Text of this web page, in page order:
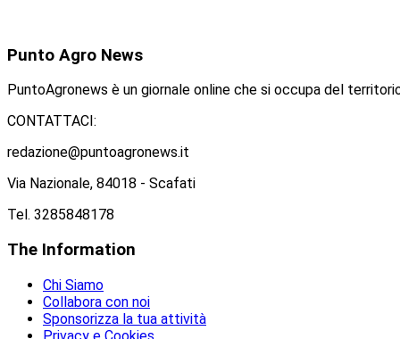
Punto Agro News
PuntoAgronews è un giornale online che si occupa del
CONTATTACI:
redazione@puntoagronews.it
Via Nazionale, 84018 - Scafati
Tel. 3285848178
The Information
Chi Siamo
Collabora con noi
Sponsorizza la tua attività